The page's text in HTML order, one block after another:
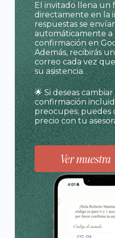
El invitado llena un
directamente en la
respuestas se
automáticamente a
confirmación en
Además, recibirás
correo cada vez
su asistencia.
🌟 Si deseas
confirmación
preocupes; puedes
precio con tu
Ver muestra